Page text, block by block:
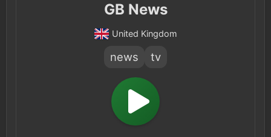
GB News
United Kingdom
news tv